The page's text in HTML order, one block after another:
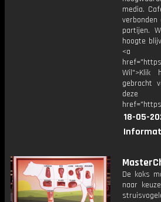
media.
partijen.
hoogte
<a
gebracht
deze
18-05-
De koks
naar